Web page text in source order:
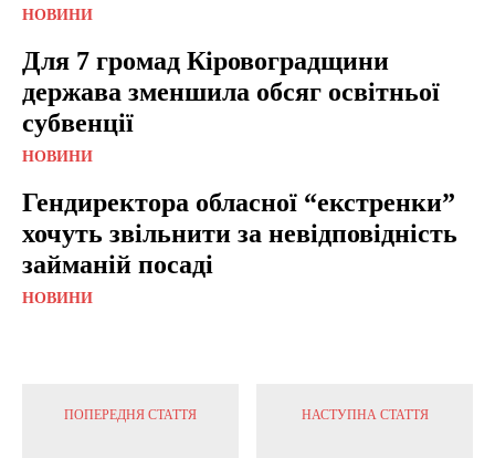
НОВИНИ
Для 7 громад Кіровоградщини
держава зменшила обсяг освітньої
субвенції
НОВИНИ
Гендиректора обласної “екстренки”
хочуть звільнити за невідповідність
займаній посаді
НОВИНИ
ПОПЕРЕДНЯ СТАТТЯ НАСТУПНА СТАТТЯ